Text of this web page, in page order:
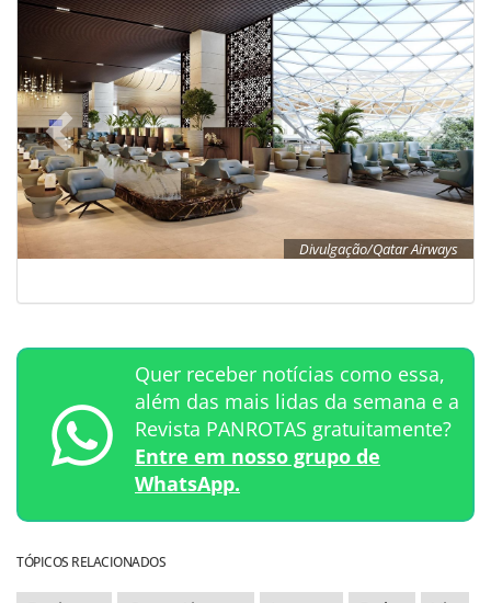
Divulgação/Qatar Airways
Quer receber notícias como essa,
além das mais lidas da semana e a
Revista PANROTAS gratuitamente?
Entre em nosso grupo de
WhatsApp.
TÓPICOS RELACIONADOS